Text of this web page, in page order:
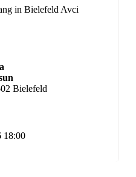
in Bielefeld Avci
Bielefeld
18:00